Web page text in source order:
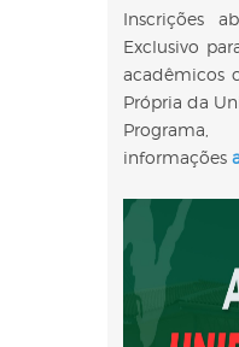
Inscrições
Exclusivo
acadêmicos
Própria da
informações